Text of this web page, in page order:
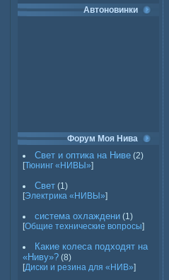
Автоновинки
Форум Моя Нива
Свет и оптика на Ниве (2)
[Тюнинг «НИВЫ»]
Свет (1)
[Электрика «НИВЫ»]
система охлаждени (1)
[Общие технические вопросы]
Какие колеса подходят на
«Ниву»? (8)
[Диски и резина для «НИВ»]